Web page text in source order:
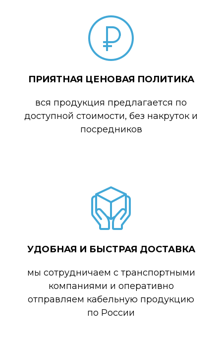
ПРИЯТНАЯ ЦЕНОВАЯ ПОЛИТИКА
вся продукция предлагается по
доступной стоимости, без накруток и
посредников
УДОБНАЯ И БЫСТРАЯ ДОСТАВКА
мы сотрудничаем с транспортными
компаниями и оперативно
отправляем кабельную продукцию
по России